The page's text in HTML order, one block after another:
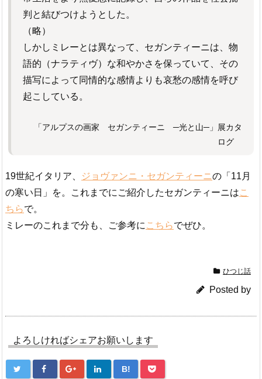
判と結びつけようとした。
（略）
しかしミレーとは異なって、セガンティーニは、物
語的（ナラティヴ）な和やかさを保っていて、その
描写によって同情的な感情よりも哀愁の感情を呼び
起こしている。
「アルプスの画家 セガンティーニ ─光と山─」展カタ
ログ
19世紀イタリア、 ジョヴァンニ・セガンティーニの「11月
の寒い日」を。これまでにご紹介したセガンティーニはこ
ちらで。
ミレーのこれまで分も、ご参考に こちらでぜひ。
ひつじ話
Posted by
よろしければシェアお願いします
B!